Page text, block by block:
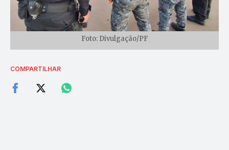
Foto: Divulgação/PF
COMPARTILHAR